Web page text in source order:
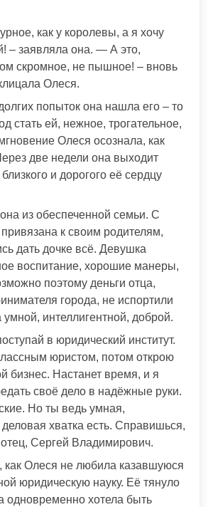
как у королевы, а я хочу
– заявляла она. — А это,
скромное, не пышное! – вновь
Олеся.
попыток она нашла его – то
стать ей, нежное, трогательное,
Олеся осознала, как
две недели она выходит
и дорогого её сердцу
из обеспеченной семьи. С
привязана к своим родителям,
дать дочке всё. Девушка
воспитание, хорошие манеры,
поэтому деньги отца,
города, не испортили
интеллигентной, доброй.
в юридический институт.
юристом, потом открою
бизнес. Настанет время, и я
своё дело в надёжные руки.
Но ты ведь умная,
деловая хватка есть. Справишься,
Сергей Владимирович.
как Олеся не любила казавшуюся
юридическую науку. Её тянуло
одновременно хотела быть